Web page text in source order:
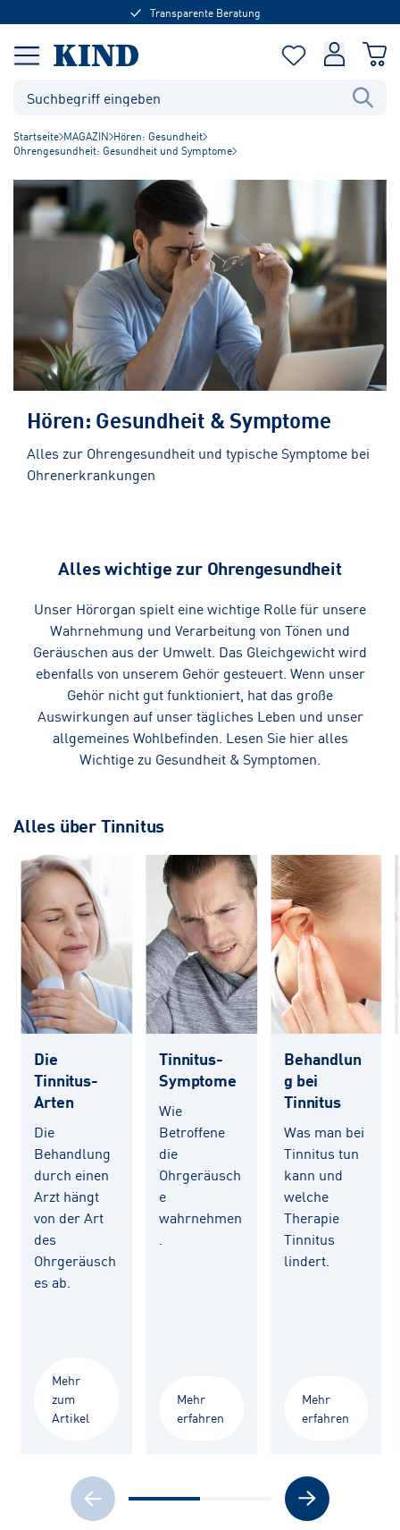
Transparente Beratung
Startseite MAGAZIN Hören: Gesundheit
Ohrengesundheit: Gesundheit und Symptome
Hören: Gesundheit & Symptome
Alles zur Ohrengesundheit und typische Symptome bei
Ohrenerkrankungen
Alles wichtige zur Ohrengesundheit
Unser Hörorgan spielt eine wichtige Rolle für unsere
Wahrnehmung und Verarbeitung von Tönen und
Geräuschen aus der Umwelt. Das Gleichgewicht wird
ebenfalls von unserem Gehör gesteuert. Wenn unser
Gehör nicht gut funktioniert, hat das große
Auswirkungen auf unser tägliches Leben und unser
allgemeines Wohlbefinden. Lesen Sie hier alles
Wichtige zu Gesundheit & Symptomen.
Alles über Tinnitus
Die
Tinnitus-
Arten
Die
Behandlung
durch einen
Arzt hängt
von der Art
des
Ohrgeräusch
es ab.
Mehr
zum
Artikel
Tinnitus-
Symptome
Wie
Betroffene
die
Ohrgeräusch
e
wahrnehmen
Mehr
erfahren
Behandlun
g bei
Tinnitus
Was man bei
Tinnitus tun
kann und
welche
Therapie
Tinnitus
lindert.
Mehr
erfahren